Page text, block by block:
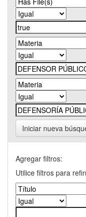
Iniciar nueva
Agregar filtros:
Utilice filtros para